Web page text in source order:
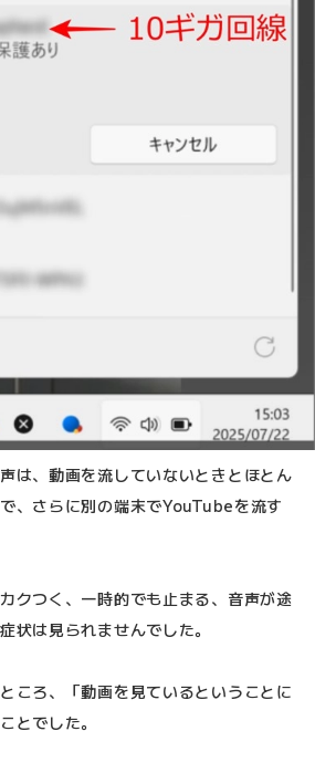
は、動画を流していないときとほとん
、さらに別の端末でYouTubeを流す
クつく、一時的でも止まる、音声が途
状は見られませんでした。
ころ、「動画を見ているということに
とでした。